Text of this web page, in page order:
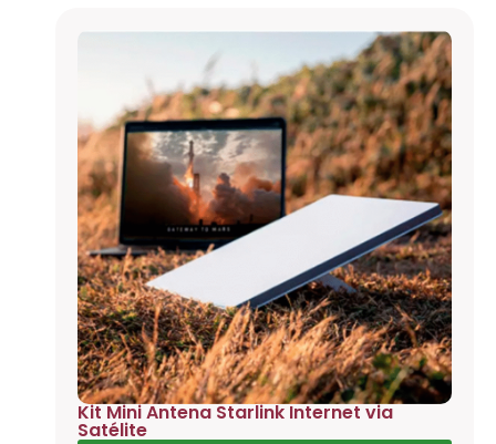
Kit Mini Antena Starlink Internet via
Satélite